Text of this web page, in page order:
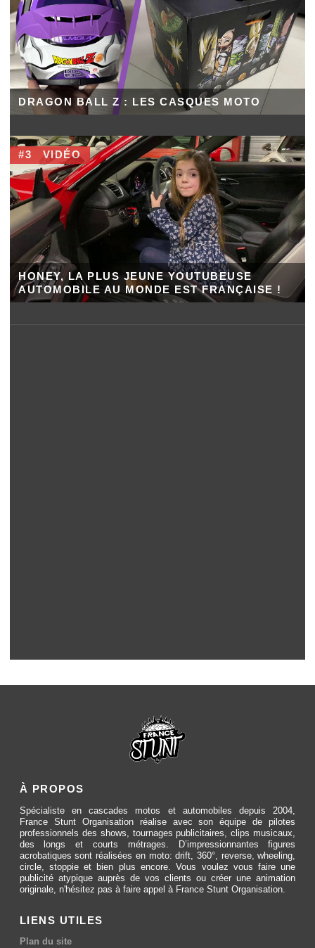
DRAGON BALL Z : LES CASQUES MOTO
#3 VIDÉO
HONEY, LA PLUS JEUNE YOUTUBEUSE
AUTOMOBILE AU MONDE EST FRANÇAISE !
À PROPOS
Spécialiste en cascades motos et automobiles depuis 2004,
France Stunt Organisation réalise avec son équipe de pilotes
professionnels des shows, tournages publicitaires, clips musicaux,
des longs et courts métrages. D’impressionnantes figures
acrobatiques sont réalisées en moto: drift, 360°, reverse, wheeling,
circle, stoppie et bien plus encore. Vous voulez vous faire une
publicité atypique auprès de vos clients ou créer une animation
originale, n'hésitez pas à faire appel à France Stunt Organisation.
LIENS UTILES
Plan du site